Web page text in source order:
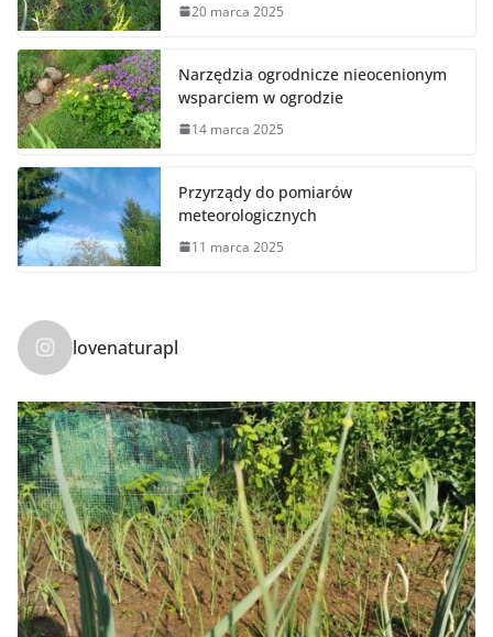
20 marca 2025
Narzędzia ogrodnicze nieocenionym
wsparciem w ogrodzie
14 marca 2025
Przyrządy do pomiarów
meteorologicznych
11 marca 2025
lovenaturapl